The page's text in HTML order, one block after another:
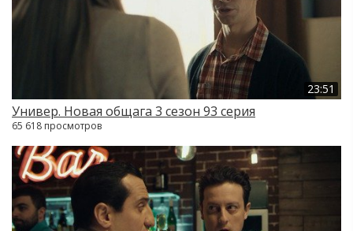
23:51
Универ. Новая общага 3 сезон 93 серия
65 618 просмотров